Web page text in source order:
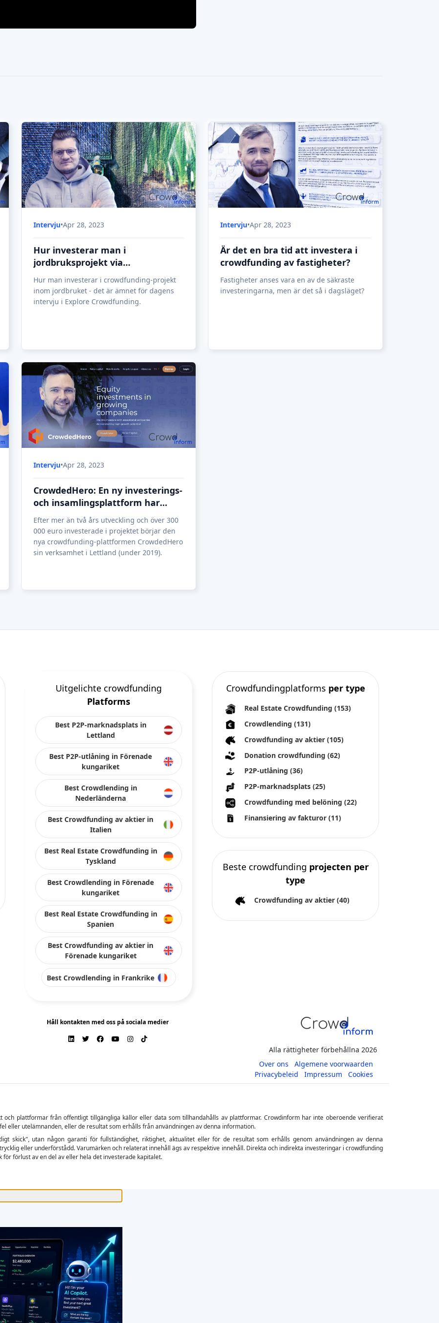
Intervju•Apr 28, 2023
Hur investerar man i
jordbruksprojekt via
crowdfunding?
Hur man investerar i crowdfunding-projekt
inom jordbruket - det är ämnet för dagens
intervju i Explore Crowdfunding.
Intervju•Apr 28, 2023
Är det en bra tid att investera i
crowdfunding av fastigheter?
Fastigheter anses vara en av de säkraste
investeringarna, men är det så i dagsläget?
Intervju•Apr 28, 2023
CrowdedHero: En ny investerings-
och insamlingsplattform har
startat sin verksamhet i Lettland
Efter mer än två års utveckling och över 300
000 euro investerade i projektet börjar den
nya crowdfunding-plattformen CrowdedHero
sin verksamhet i Lettland (under 2019).
Uitgelichte crowdfunding
Platforms
Best P2P-marknadsplats in
Lettland
Best P2P-utlåning in Förenade
kungariket
Best Crowdlending in
Nederländerna
Best Crowdfunding av aktier in
Italien
Best Real Estate Crowdfunding in
Tyskland
Best Crowdlending in Förenade
kungariket
Best Real Estate Crowdfunding in
Spanien
Best Crowdfunding av aktier in
Förenade kungariket
Best Crowdlending in Frankrike
Crowdfundingplatforms per type
Real Estate Crowdfunding (153)
Crowdlending (131)
Crowdfunding av aktier (105)
Donation crowdfunding (62)
P2P-utlåning (36)
P2P-marknadsplats (25)
Crowdfunding med belöning (22)
Finansiering av fakturor (11)
Beste crowdfunding projecten per
type
Crowdfunding av aktier (40)
Håll kontakten med oss på sociala medier
Alla rättigheter förbehållna 2026
Over ons
Algemene voorwaarden
Privacybeleid
Impressum Cookies
plattformar från offentligt tillgängliga källor eller data som tillhandahålls av plattformar. Crowdinform har inte oberoende verifierat
eller utelämnanden, eller de resultat som erhålls från användningen av denna information.
skick", utan någon garanti för fullständighet, riktighet, aktualitet eller för de resultat som erhålls genom användningen av denna
eller underförstådd. Varumärken och relaterat innehåll ägs av respektive innehåll. Direkta och indirekta investeringar i crowdfunding
förlust av en del av eller hela det investerade kapitalet.